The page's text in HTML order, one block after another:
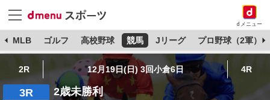
dメニュー
MLB ゴルフ 高校野球 競馬 Jリーグ プロ野球（2軍）
2R 12月19日(日) 3回小倉6日 4R
3R 2歳未勝利